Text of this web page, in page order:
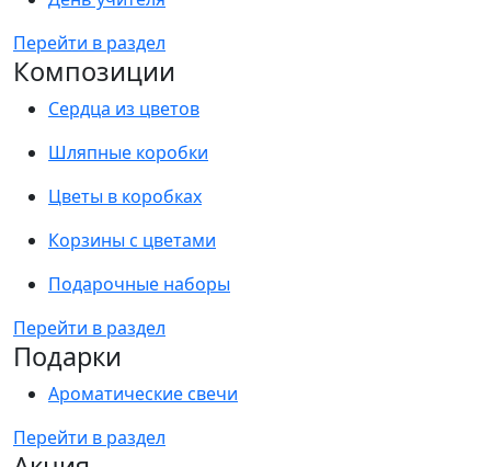
Перейти в раздел
Композиции
Сердца из цветов
Шляпные коробки
Цветы в коробках
Корзины с цветами
Подарочные наборы
Перейти в раздел
Подарки
Ароматические свечи
Перейти в раздел